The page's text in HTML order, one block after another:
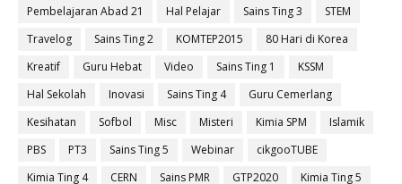
Pembelajaran Abad 21
Hal Pelajar Sains Ting 3
STEM
Travelog
Sains Ting 2 KOMTEP2015
80 Hari di Korea
Kreatif
Guru Hebat Video Sains Ting 1
KSSM
Hal Sekolah
Inovasi Sains Ting 4
Guru Cemerlang
Kesihatan
Sofbol Misc Misteri Kimia SPM
Islamik
PBS
PT3 Sains Ting 5 Webinar
cikgooTUBE
Kimia Ting 4
CERN Sains PMR GTP2020
Kimia Ting 5